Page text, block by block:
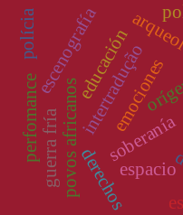
soberanía
intertradução
povos africanos emociones
escenografía
perfomance
espacio
derechos
educación
guerra fría
polícia